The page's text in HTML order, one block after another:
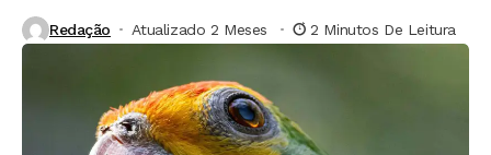
Redação Atualizado 2 Meses ⁮ 2 Minutos De Leitura